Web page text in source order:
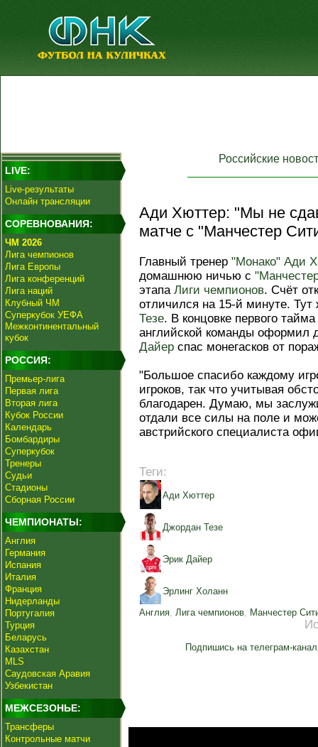
LIVE:
Live-результаты
Онлайн трансляции
СОРЕВНОВАНИЯ:
ЧМ 2026
Лига чемпионов
Лига Европы
Лига конференций
Лига наций
Клубный ЧМ
Суперкубок УЕФА
Межконтинентальный
кубок
РОССИЯ:
Премьер-лига
Первая лига
Вторая лига
Кубок России
Календарь
Бомбардиры
Суперкубок
Тренеры
Судьи
Стадионы
Сборная России
ЧЕМПИОНАТЫ:
Англия
Германия
Испания
Италия
Франция
Нидерланды
Португалия
Турция
Беларусь
Казахстан
MLS
Саудовская Аравия
Узбекистан
МЕЖСЕЗОНЬЕ:
Трансферы
Контрольные матчи
Российские
Ади Хюттер: "Мы не
матче с "Манчестер
Главный тренер "Монако" Ади
домашнюю ничью с
этапа Лиги чемпионов. Счёт
отличился на 15-й минуте.
Тезе. В концовке первого
английской команды оформил
Дайер спас монегасков от
"Большое спасибо каждому
игроков, так что учитывая
благодарен. Думаю, мы
отдали все силы на поле и
австрийского специалиста
Теги:
Ади Хюттер
Джордан Тезе
Эрик Дайер
Эрлинг Холанн
Англия, Лига чемпионов, Манчестер
Подпишись на телеграм-